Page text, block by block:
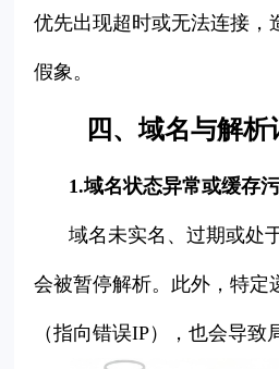
优先出现超时或无法连接，
假象。
四、域名与解析
1.域名状态异常或缓存
域名未实名、过期或处
会被暂停解析。此外，特定
（指向错误IP），也会导致